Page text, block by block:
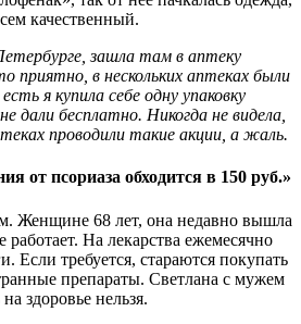
качественный.
зашла там в аптеку
приятно, в нескольких аптеках были
я купила себе одну упаковку
дали бесплатно. Никогда не видела,
проводили такие акции, а жаль.
от псориаза обходится в 150 руб.»
Женщине 68 лет, она недавно вышла
На лекарства ежемесячно
Если требуется, стараются покупать
препараты. Светлана с мужем
здоровье нельзя.